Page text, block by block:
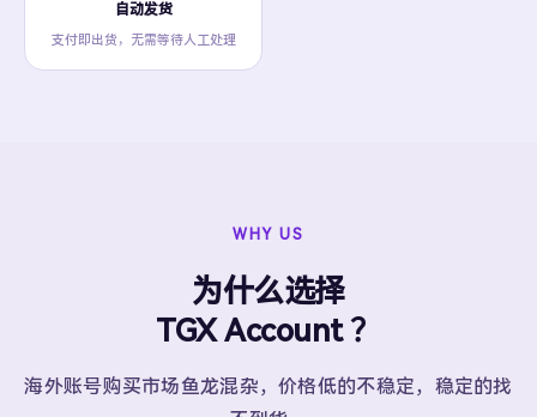
自动发货
支付即出货，无需等待人工处理
WHY US
为什么选择
TGX Account ？
海外账号购买市场鱼龙混杂，价格低的不稳定，稳定的找